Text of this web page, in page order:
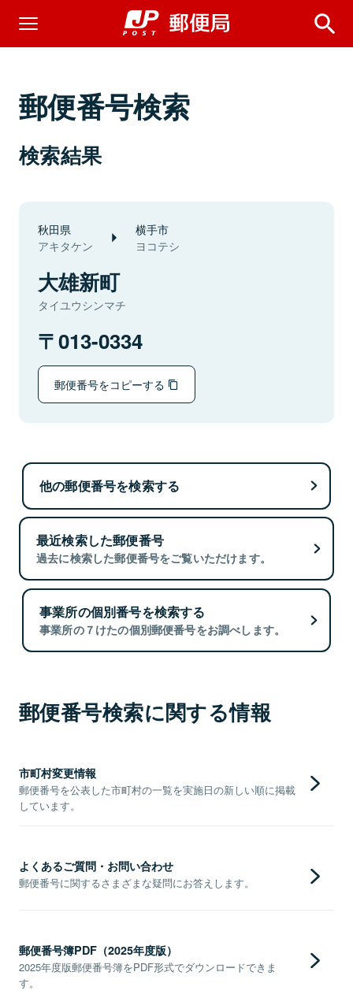
郵便番号検索
検索結果
秋田県
アキタケン
横手市
ヨコテシ
大雄新町
タイユウシンマチ
013-0334
郵便番号をコピーする
他の郵便番号を検索する
最近検索した郵便番号
過去に検索した郵便番号をご覧いただけます。
事業所の個別番号を検索する
事業所の７けたの個別郵便番号をお調べします。
郵便番号検索に関する情報
市町村変更情報
郵便番号を公表した市町村の一覧を実施日の新しい順に掲載
しています。
よくあるご質問・お問い合わせ
郵便番号に関するさまざまな疑問にお答えします。
郵便番号簿PDF（2025年度版）
2025年度版郵便番号簿をPDF形式でダウンロードできま
す。